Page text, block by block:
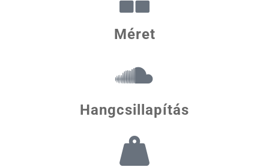
Méret
Hangcsillapítás